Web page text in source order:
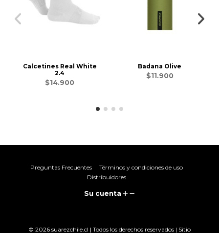
Calcetines Real White
2.4
$14.900
Badana Olive
$11.900
Preguntas Frecuentes
Términos y condiciones de uso
Distribuidores
Su cuenta
© 2026 suarezchile.cl | Todos los derechos reservados | Sitio